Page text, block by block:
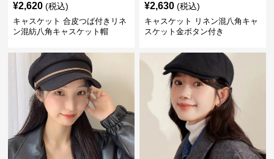
¥2,620 (税込)
キャスケット 合皮つば付きリネ
ン混紡八角キャスケット帽
¥2,630 (税込)
キャスケット リネン混八角キャ
スケット金ボタン付き